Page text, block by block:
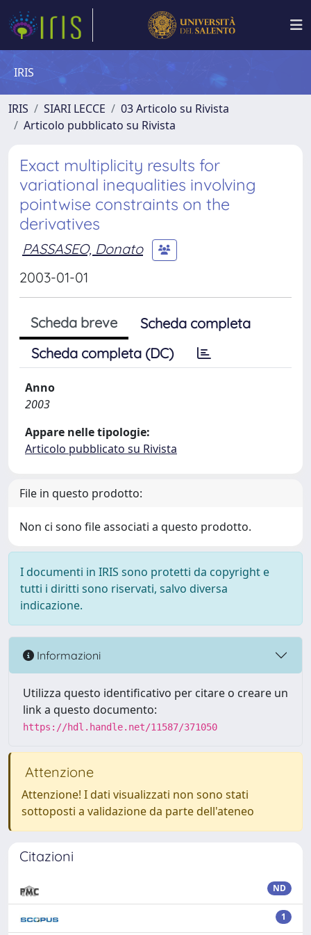
IRIS
IRIS SIARI LECCE
03 Articolo su Rivista
Articolo pubblicato su Rivista
Exact multiplicity results for
variational inequalities involving
pointwise constraints on the
derivatives
PASSASEO, Donato
2003-01-01
Scheda breve
Scheda completa
Scheda completa (DC)
Anno
2003
Appare nelle tipologie:
Articolo pubblicato su Rivista
File in questo prodotto:
Non ci sono file associati a questo prodotto.
I documenti in IRIS sono protetti da copyright e
tutti i diritti sono riservati, salvo diversa
indicazione.
Informazioni
Utilizza questo identificativo per citare o creare un
link a questo documento:
https://hdl.handle.net/11587/371050
Attenzione
Attenzione! I dati visualizzati non sono stati
sottoposti a validazione da parte dell'ateneo
Citazioni
ND
1